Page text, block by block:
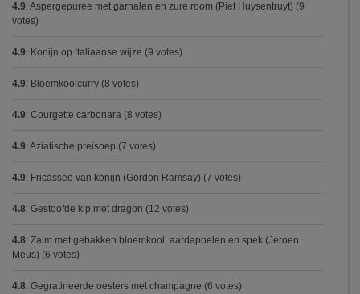
4.9: Aspergepuree met garnalen en zure room (Piet Huysentruyt) (9
votes)
4.9: Konijn op Italiaanse wijze (9 votes)
4.9: Bloemkoolcurry (8 votes)
4.9: Courgette carbonara (8 votes)
4.9: Aziatische preisoep (7 votes)
4.9: Fricassee van konijn (Gordon Ramsay) (7 votes)
4.8: Gestoofde kip met dragon (12 votes)
4.8: Zalm met gebakken bloemkool, aardappelen en spek (Jeroen
Meus) (6 votes)
4.8: Gegratineerde oesters met champagne (6 votes)